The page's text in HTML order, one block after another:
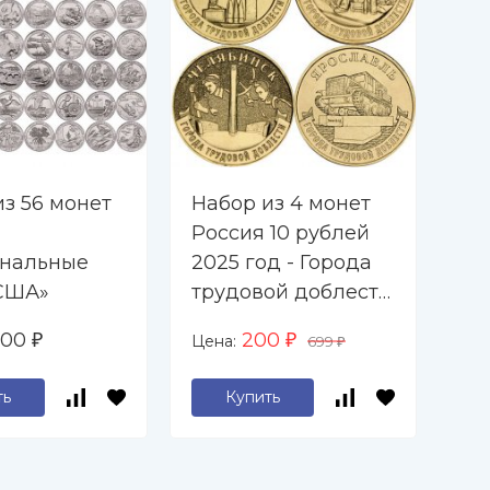
56 монет
₽
Набор из 4 монет
Россия 10 рублей
2025 год - Города
трудовой доблести
Челябинск,
Ярославль
Цена: 200 ₽ 699₽
Купить